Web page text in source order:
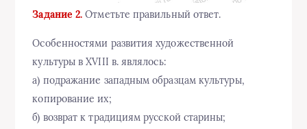
Задание 2. Отметьте правильный ответ.
Особенностями развития художественной
культуры в XVIII в. являлось:
а) подражание западным образцам культуры,
копирование их;
б) возврат к традициям русской старины;